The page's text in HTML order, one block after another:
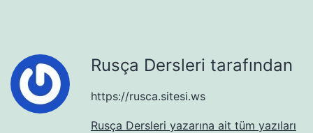
Rusça Dersleri tarafından
https://rusca.sitesi.ws
Rusça Dersleri yazarına ait tüm yazıları